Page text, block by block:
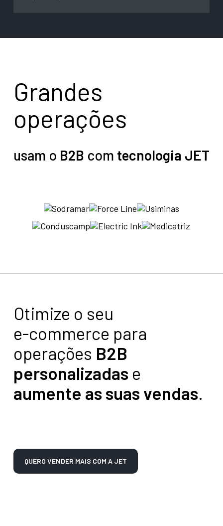
Grandes
operações
usam o B2B com tecnologia JET
Otimize o seu
e-commerce para
operações B2B
personalizadas e
aumente as suas vendas.
QUERO VENDER MAIS COM A JET